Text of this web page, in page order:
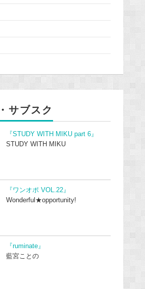
サブスク
『STUDY WITH MIKU part 6』
STUDY WITH MIKU
『ワンオポ VOL.22』
Wonderful★opportunity!
『ruminate』
藍宮ことの